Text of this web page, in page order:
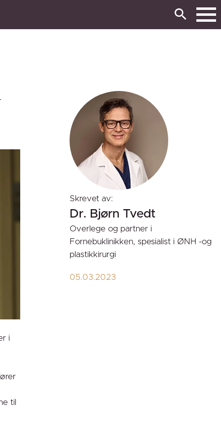
i
til
Skrevet av:
Dr. Bjørn Tvedt
Overlege og partner i
Fornebuklinikken, spesialist i ØNH -og
plastikkirurgi
05.03.2023